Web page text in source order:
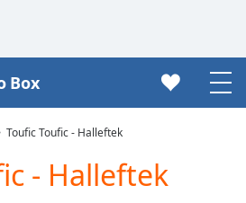
Box
Toufic Toufic - Halleftek
- Halleftek